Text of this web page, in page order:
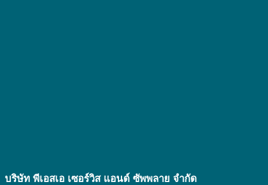
บริษัท พีเอสเอ เซอร์วิส แอนด์ ซัพพลาย จํากัด